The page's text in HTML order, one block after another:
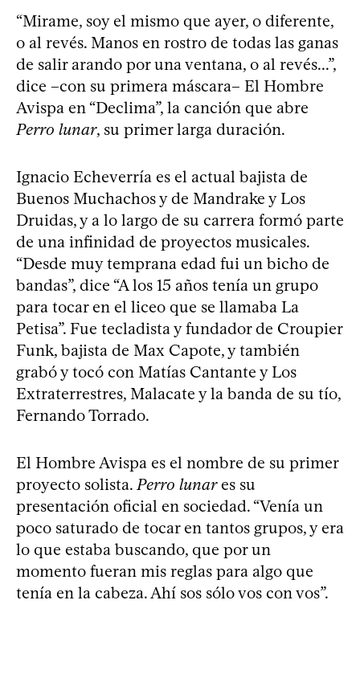
“Mirame, soy el mismo que ayer, o diferente,
o al revés. Manos en rostro de todas las ganas
de salir arando por una ventana, o al revés...”,
dice –con su primera máscara– El Hombre
Avispa en “Declima”, la canción que abre
Perro lunar, su primer larga duración.
Ignacio Echeverría es el actual bajista de
Buenos Muchachos y de Mandrake y Los
Druidas, y a lo largo de su carrera formó parte
de una infinidad de proyectos musicales.
“Desde muy temprana edad fui un bicho de
bandas”, dice “A los 15 años tenía un grupo
para tocar en el liceo que se llamaba La
Petisa”. Fue tecladista y fundador de Croupier
Funk, bajista de Max Capote, y también
grabó y tocó con Matías Cantante y Los
Extraterrestres, Malacate y la banda de su tío,
Fernando Torrado.
El Hombre Avispa es el nombre de su primer
proyecto solista. Perro lunares su
presentación oficial en sociedad. “Venía un
poco saturado de tocar en tantos grupos, y era
lo que estaba buscando, que por un
momento fueran mis reglas para algo que
tenía en la cabeza. Ahí sos sólo vos con vos”.